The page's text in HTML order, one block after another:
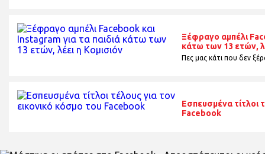
Ξέφραγο αμπέλι
κάτω των 13 ετών,
Πες μας κάτι που δεν
Εσπευσμένα τίτλοι
Facebook